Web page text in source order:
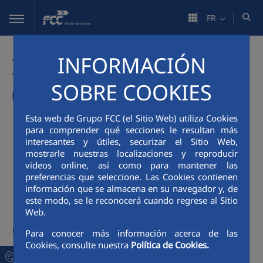
Saut au contenu principal
INFORMACIÓN
SOBRE COOKIES
Esta web de Grupo FCC (el Sitio Web) utiliza Cookies
para comprender qué secciones le resultan más
interesantes y útiles, securizar el Sitio Web,
mostrarle nuestras localizaciones y reproducir
videos online, así como para mantener las
preferencias que seleccione. Las Cookies contienen
información que se almacena en su navegador y, de
este modo, se le reconocerá cuando regrese al Sitio
Web.
Para conocer más información acerca de las
Cookies, consulte nuestra Política de Cookies.
FR
INSECTUM :
(Valorisation des sous-
produits urbains et des
biodéchets par
bioconversion avec des
insectes pour la
création de produits
innovants dans des